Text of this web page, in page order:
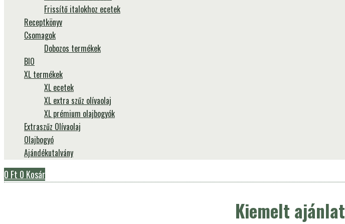
Frissítő italokhoz ecetek
Receptkönyv
Csomagok
Dobozos termékek
BIO
XL termékek
XL ecetek
XL extra szűz olívaolaj
XL prémium olajbogyók
Extraszűz Olívaolaj
Olajbogyó
Ajándékutalvány
0 Ft 0 Kosár
Kiemelt ajánlat